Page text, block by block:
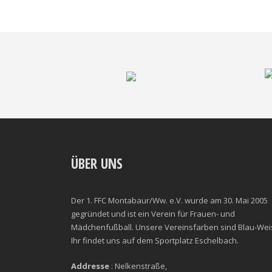
ÜBER UNS
Der 1. FFC Montabaur/Ww. e.V. wurde am 30. Mai 2005
gegründet und ist ein Verein für Frauen- und
Mädchenfußball. Unsere Vereinsfarben sind Blau-
Ihr findet uns auf dem Sportplatz Eschelbach.
Addresse : Nelkenstraße,